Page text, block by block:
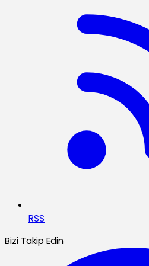
RSS
Bizi Takip Edin